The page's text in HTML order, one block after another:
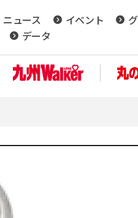
ニュース イベント
データ